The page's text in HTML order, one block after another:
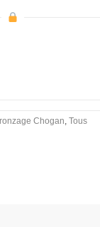
Chogan ,Tous